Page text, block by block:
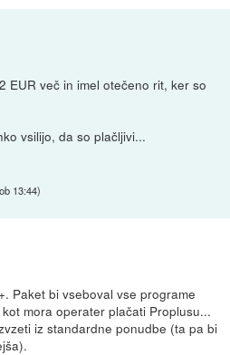
EUR več in imel otečeno rit, ker so
vsilijo, da so plačljivi...
13:44)
Paket bi vseboval vse programe
mora operater plačati Proplusu...
iz standardne ponudbe (ta pa bi